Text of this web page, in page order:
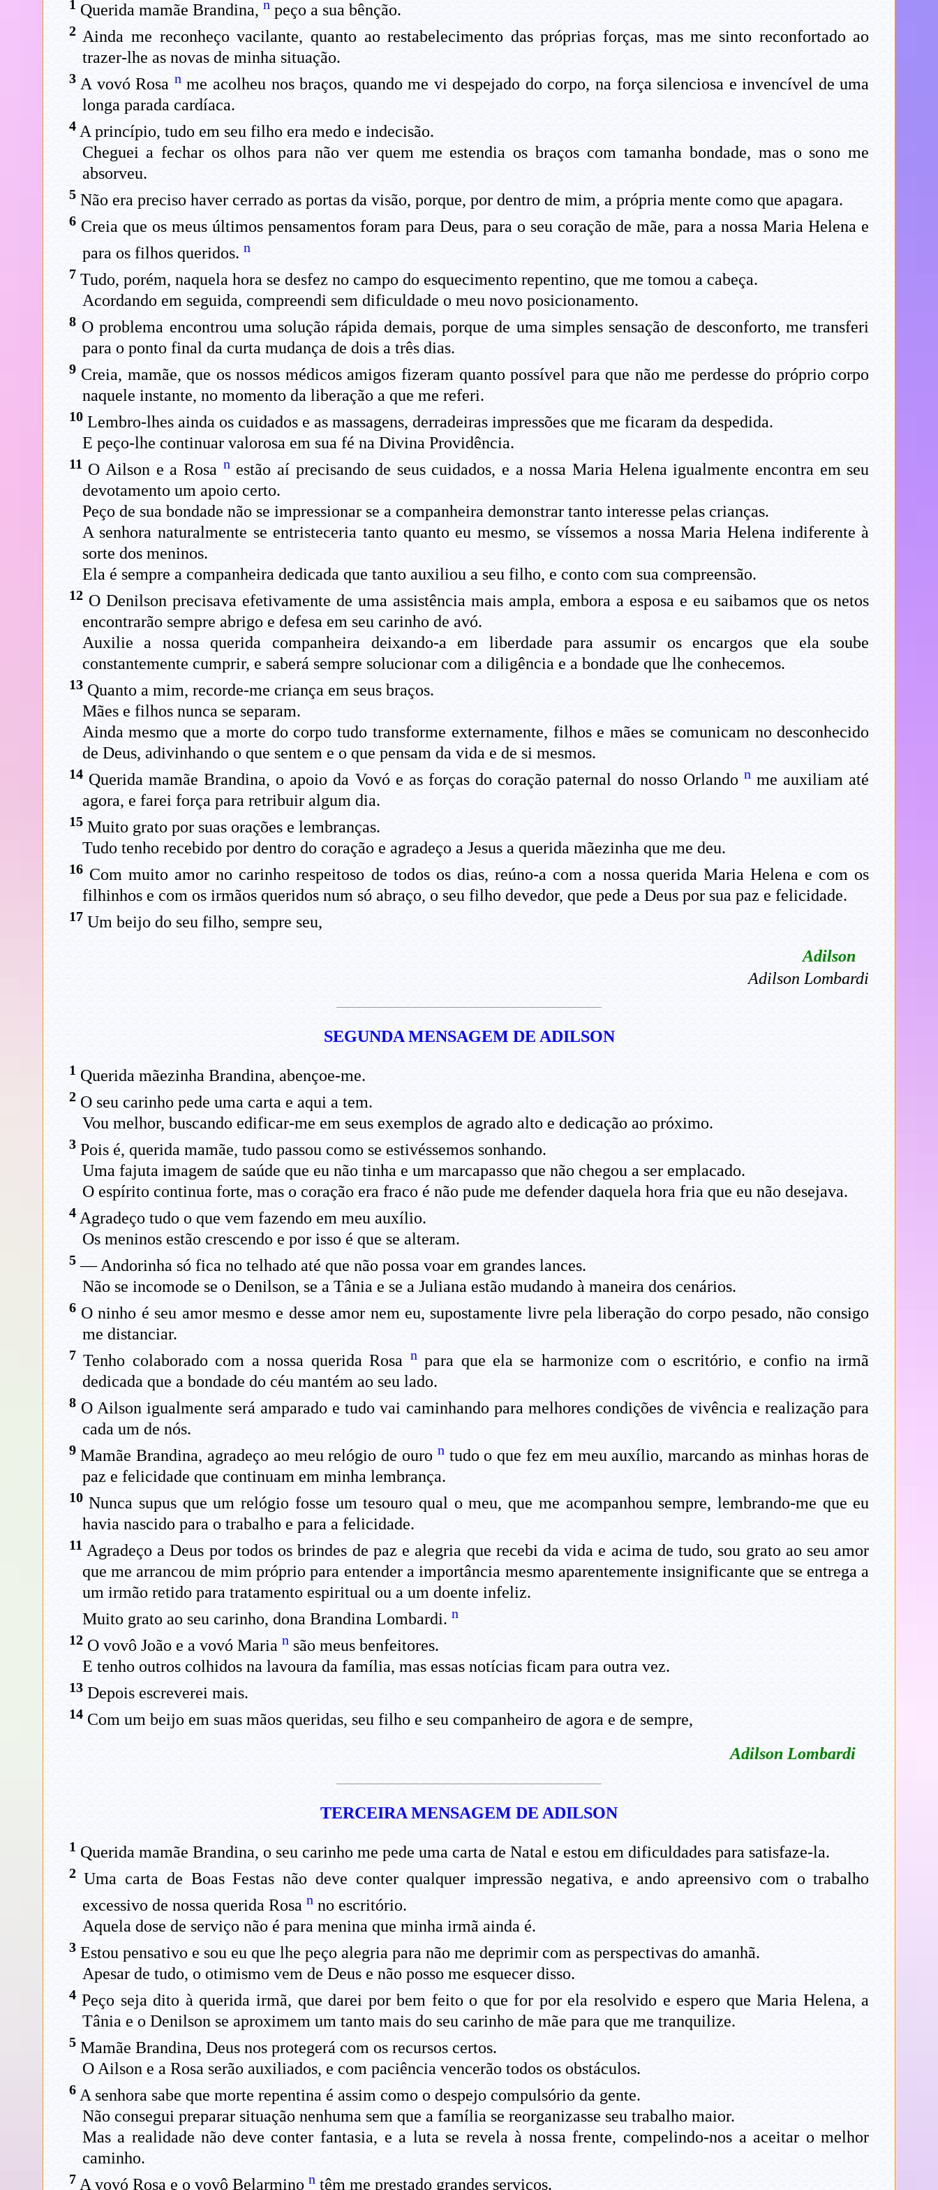
1 Querida mamãe Brandina, npeço a sua bênção.
2Ainda me reconheço vacilante, quanto ao restabelecimento das próprias forças, mas me sinto reconfortado ao
trazer-lhe as novas de minha situação.
3A vovó Rosa nme acolheu nos braços, quando me vi despejado do corpo, na força silenciosa e invencível de uma
longa parada cardíaca.
4A princípio, tudo em seu filho era medo e indecisão.
Cheguei a fechar os olhos para não ver quem me estendia os braços com tamanha bondade, mas o sono me
absorveu.
5Não era preciso haver cerrado as portas da visão, porque, por dentro de mim, a própria mente como que apagara.
6Creia que os meus últimos pensamentos foram para Deus, para o seu coração de mãe, para a nossa Maria Helena e
para os filhos queridos. n
7 Tudo, porém, naquela hora se desfez no campo do esquecimento repentino, que me tomou a cabeça.
Acordando em seguida, compreendi sem dificuldade o meu novo posicionamento.
8O problema encontrou uma solução rápida demais, porque de uma simples sensação de desconforto, me transferi
para o ponto final da curta mudança de dois a três dias.
9Creia, mamãe, que os nossos médicos amigos fizeram quanto possível para que não me perdesse do próprio corpo
naquele instante, no momento da liberação a que me referi.
10Lembro-lhes ainda os cuidados e as massagens, derradeiras impressões que me ficaram da despedida.
E peço-lhe continuar valorosa em sua fé na Divina Providência.
11 O Ailson e a Rosa nestão aí precisando de seus cuidados, e a nossa Maria Helena igualmente encontra em seu
devotamento um apoio certo.
Peço de sua bondade não se impressionar se a companheira demonstrar tanto interesse pelas crianças.
A senhora naturalmente se entristeceria tanto quanto eu mesmo, se víssemos a nossa Maria Helena indiferente à
sorte dos meninos.
Ela é sempre a companheira dedicada que tanto auxiliou a seu filho, e conto com sua compreensão.
12O Denilson precisava efetivamente de uma assistência mais ampla, embora a esposa e eu saibamos que os netos
encontrarão sempre abrigo e defesa em seu carinho de avó.
Auxilie a nossa querida companheira deixando-a em liberdade para assumir os encargos que ela soube
constantemente cumprir, e saberá sempre solucionar com a diligência e a bondade que lhe conhecemos.
13Quanto a mim, recorde-me criança em seus braços.
Mães e filhos nunca se separam.
Ainda mesmo que a morte do corpo tudo transforme externamente, filhos e mães se comunicam no desconhecido
de Deus, adivinhando o que sentem e o que pensam da vida e de si mesmos.
14Querida mamãe Brandina, o apoio da Vovó e as forças do coração paternal do nosso Orlando nme auxiliam até
agora, e farei força para retribuir algum dia.
15Muito grato por suas orações e lembranças.
Tudo tenho recebido por dentro do coração e agradeço a Jesus a querida mãezinha que me deu.
16Com muito amor no carinho respeitoso de todos os dias, reúno-a com a nossa querida Maria Helena e com os
filhinhos e com os irmãos queridos num só abraço, o seu filho devedor, que pede a Deus por sua paz e felicidade.
17 Um beijo do seu filho, sempre seu,
Adilson
Adilson Lombardi
SEGUNDA MENSAGEM DE ADILSON
1 Querida mãezinha Brandina, abençoe-me.
2O seu carinho pede uma carta e aqui a tem.
Vou melhor, buscando edificar-me em seus exemplos de agrado alto e dedicação ao próximo.
3Pois é, querida mamãe, tudo passou como se estivéssemos sonhando.
Uma fajuta imagem de saúde que eu não tinha e um marcapasso que não chegou a ser emplacado.
O espírito continua forte, mas o coração era fraco é não pude me defender daquela hora fria que eu não desejava.
4Agradeço tudo o que vem fazendo em meu auxílio.
Os meninos estão crescendo e por isso é que se alteram.
5— Andorinha só fica no telhado até que não possa voar em grandes lances.
Não se incomode se o Denilson, se a Tânia e se a Juliana estão mudando à maneira dos cenários.
6O ninho é seu amor mesmo e desse amor nem eu, supostamente livre pela liberação do corpo pesado, não consigo
me distanciar.
7 Tenho colaborado com a nossa querida Rosa npara que ela se harmonize com o escritório, e confio na irmã
dedicada que a bondade do céu mantém ao seu lado.
8O Ailson igualmente será amparado e tudo vai caminhando para melhores condições de vivência e realização para
cada um de nós.
9Mamãe Brandina, agradeço ao meu relógio de ouro ntudo o que fez em meu auxílio, marcando as minhas horas de
paz e felicidade que continuam em minha lembrança.
10Nunca supus que um relógio fosse um tesouro qual o meu, que me acompanhou sempre, lembrando-me que eu
havia nascido para o trabalho e para a felicidade.
11 Agradeço a Deus por todos os brindes de paz e alegria que recebi da vida e acima de tudo, sou grato ao seu amor
que me arrancou de mim próprio para entender a importância mesmo aparentemente insignificante que se entrega a
um irmão retido para tratamento espiritual ou a um doente infeliz.
Muito grato ao seu carinho, dona Brandina Lombardi. n
12O vovô João e a vovó Maria nsão meus benfeitores.
E tenho outros colhidos na lavoura da família, mas essas notícias ficam para outra vez.
13Depois escreverei mais.
14Com um beijo em suas mãos queridas, seu filho e seu companheiro de agora e de sempre,
Adilson Lombardi
TERCEIRA MENSAGEM DE ADILSON
1 Querida mamãe Brandina, o seu carinho me pede uma carta de Natal e estou em dificuldades para satisfaze-la.
2Uma carta de Boas Festas não deve conter qualquer impressão negativa, e ando apreensivo com o trabalho
excessivo de nossa querida Rosa nno escritório.
Aquela dose de serviço não é para menina que minha irmã ainda é.
3Estou pensativo e sou eu que lhe peço alegria para não me deprimir com as perspectivas do amanhã.
Apesar de tudo, o otimismo vem de Deus e não posso me esquecer disso.
4Peço seja dito à querida irmã, que darei por bem feito o que for por ela resolvido e espero que Maria Helena, a
Tânia e o Denilson se aproximem um tanto mais do seu carinho de mãe para que me tranquilize.
5Mamãe Brandina, Deus nos protegerá com os recursos certos.
O Ailson e a Rosa serão auxiliados, e com paciência vencerão todos os obstáculos.
6A senhora sabe que morte repentina é assim como o despejo compulsório da gente.
Não consegui preparar situação nenhuma sem que a família se reorganizasse seu trabalho maior.
Mas a realidade não deve conter fantasia, e a luta se revela à nossa frente, compelindo-nos a aceitar o melhor
caminho.
7 A vovó Rosa e o vovô Belarmino ntêm me prestado grandes serviços.